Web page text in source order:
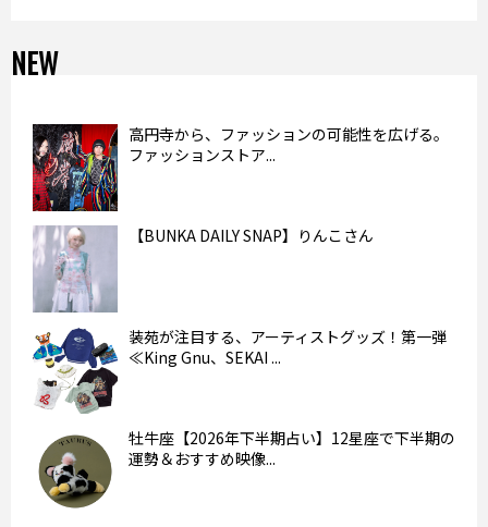
NEW
高円寺から、ファッションの可能性を広げる。
ファッションストア...
【BUNKA DAILY SNAP】りんこさん
装苑が注目する、アーティストグッズ！第一弾
≪King Gnu、SEKAI ...
牡牛座【2026年下半期占い】12星座で下半期の
運勢＆おすすめ映像...